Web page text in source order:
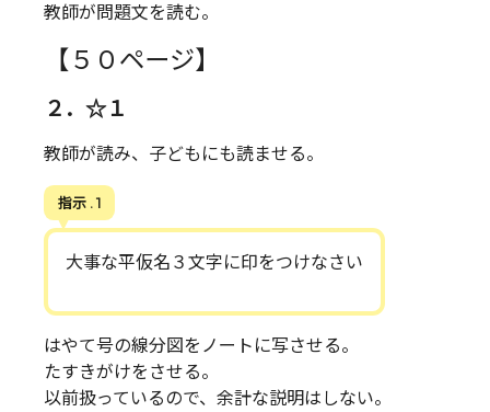
教師が問題文を読む。
【５０ページ】
２．☆１
教師が読み、子どもにも読ませる。
指示 . 1
大事な平仮名３文字に印をつけなさい
はやて号の線分図をノートに写させる。
たすきがけをさせる。
以前扱っているので、余計な説明はしない。